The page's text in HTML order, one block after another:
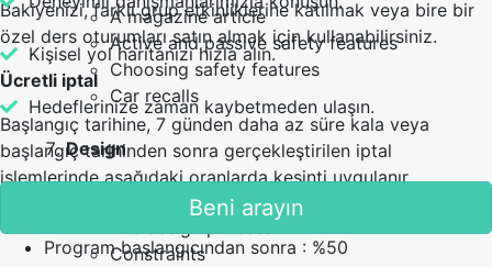
A magazine article
Active and passive safety features
Choosing safety features
Car recalls
Design
Describing car design
Constraints
Bakiyenizi, farklı grup etkinliklerine katılmak veya bire bir
özel ders oturumları satın almak için kullanabilirsiniz.
Ücretli iptal
Başlangıç tarihine, 7 günden daha az süre kala veya
başlangıç tarihinden sonra gerçekleştirilen iptal
işlemlerinde aşağıdaki oranlarda kesinti uygulanır.
7 günden az : %25
Program başlangıcından sonra : %50
Kişisel yol haritanızı hızla alın.
Hedeflerinize zaman kaybetmeden ulaşın.
Beni arayın